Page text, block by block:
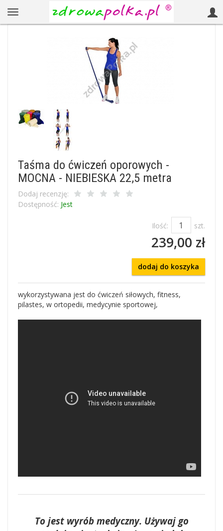
Taśma do ćwiczeń oporowych -
MOCNA - NIEBIESKA 22,5 metra
Dodaj recenzję:
Dostępność: Jest
Ilość: szt.
239,00 zł
dodaj do koszyka
wykorzystywana jest do ćwiczeń siłowych, fitness,
pilastes, w ortopedii, medycynie sportowej,
To jest wyrób medyczny. Używaj go